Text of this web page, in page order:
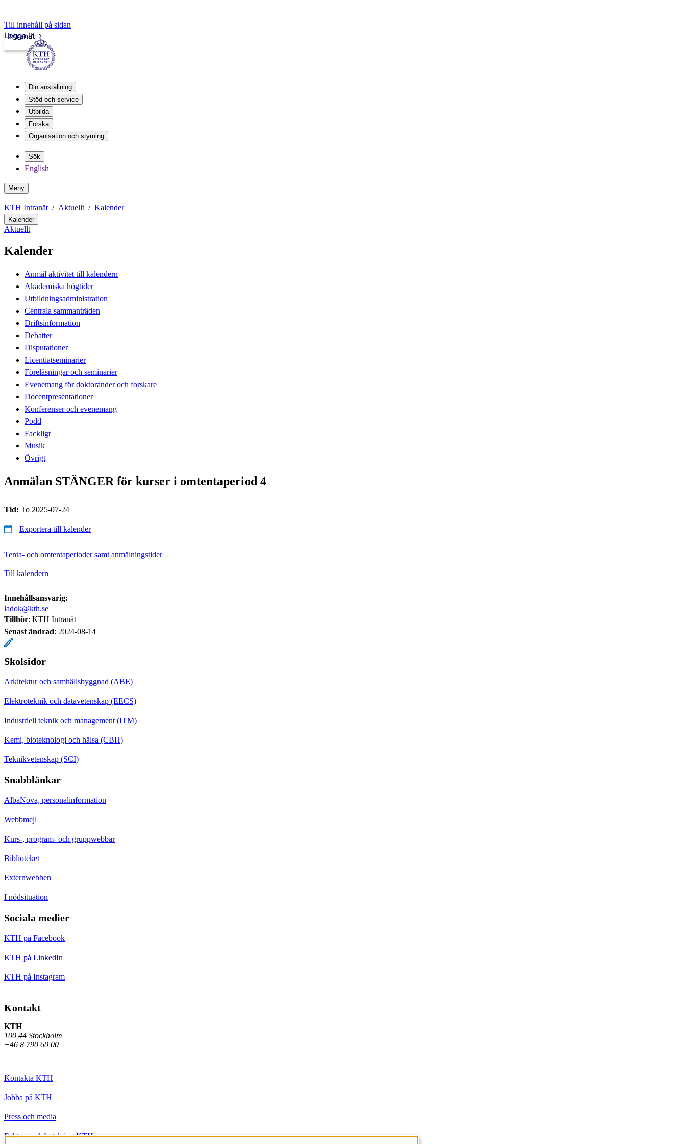
Till innehåll på sidan
Intranät
Logga in
Din anställning
Stöd och service
Utbilda
Forska
Organisation och styrning
Sök
English
Meny
KTH Intranät Aktuellt Kalender
Kalender
Aktuellt
Kalender
Anmäl aktivitet till kalendern
Akademiska högtider
Utbildningsadministration
Centrala sammanträden
Driftsinformation
Debatter
Disputationer
Licentiatseminarier
Föreläsningar och seminarier
Evenemang för doktorander och forskare
Docentpresentationer
Konferenser och evenemang
Podd
Fackligt
Musik
Övrigt
Anmälan STÄNGER för kurser i omtentaperiod 4
Tid: To 2025-07-24
Exportera till kalender
Tenta- och omtentaperioder samt anmälningstider
Till kalendern
Innehållsansvarig:
ladok@kth.se
Tillhör: KTH Intranät
Senast ändrad: 2024-08-14
Skolsidor
Arkitektur och samhällsbyggnad (ABE)
Elektroteknik och datavetenskap (EECS)
Industriell teknik och management (ITM)
Kemi, bioteknologi och hälsa (CBH)
Teknikvetenskap (SCI)
Snabblänkar
AlbaNova, personalinformation
Webbmejl
Kurs-, program- och gruppwebbar
Biblioteket
Externwebben
I nödsituation
Sociala medier
KTH på Facebook
KTH på LinkedIn
KTH på Instagram
Kontakt
KTH
100 44 Stockholm
+46 8 790 60 00
Kontakta KTH
Jobba på KTH
Press och media
Faktura och betalning KTH